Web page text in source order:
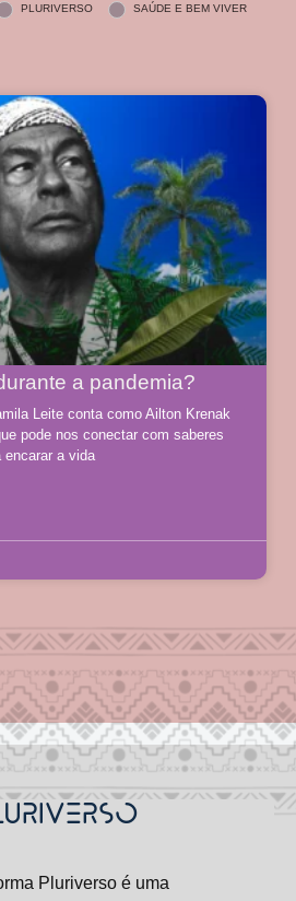
PLURIVERSO SAÚDE E BEM VIVER
a pandemia?
Leite conta como Ailton Krenak
pode nos conectar com saberes
encarar a vida
Pluriverso é uma